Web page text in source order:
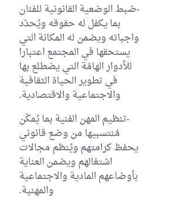
-ضبط الوضعية القانونية للفنان
بما يكفل له حقوقه ويُحدّد
واجباته ويضمن له المكانة التي
يستحقها في المجتمع اعتبارا
للأدوار الهامّة التي يضطلع بها
في تطوير الحياة الثقافية
والاجتماعية والاقتصادية.
-تنظيم المهن الفنية بما يُمكّن
مُنتسبيها من وضع قانوني
يحفظ كرامتهم ويُنظم مجالات
اشتغالهم ويضمن العناية
بأوضاعهم المادية والاجتماعية
والمهنية.